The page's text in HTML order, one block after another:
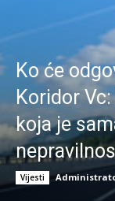
Ko će
Koridor
koja je
Vijesti